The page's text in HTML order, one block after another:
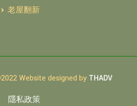
老屋翻新
Website designed by THADV
隱私政策